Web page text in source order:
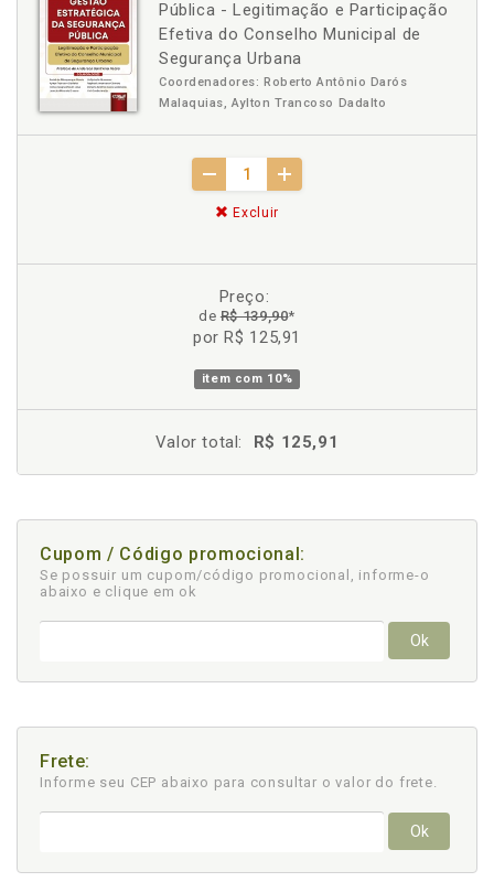
Pública - Legitimação e Participação
Efetiva do Conselho Municipal de
Segurança Urbana
Coordenadores: Roberto Antônio Darós
Malaquias, Aylton Trancoso Dadalto
Excluir
Preço:
deR$ 139,90*
por R$ 125,91
item com 10%
Valor total: R$ 125,91
Cupom / Código promocional:
Se possuir um cupom/código promocional, informe-o
abaixo e clique em ok
Ok
Frete:
Informe seu CEP abaixo para consultar o valor do frete.
Ok